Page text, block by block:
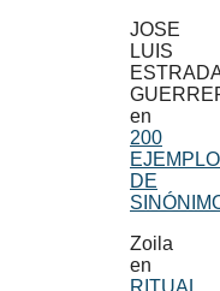
JOSE
LUIS
en
200
DE
Zoila
en
RITUAL